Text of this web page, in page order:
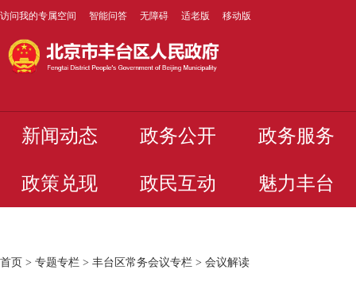
访问我的专属空间 智能问答 无障碍 适老版 移动版
新闻动态 政务公开 政务服务
政策兑现 政民互动 魅力丰台
首页 > 专题专栏 > 丰台区常务会议专栏 > 会议解读